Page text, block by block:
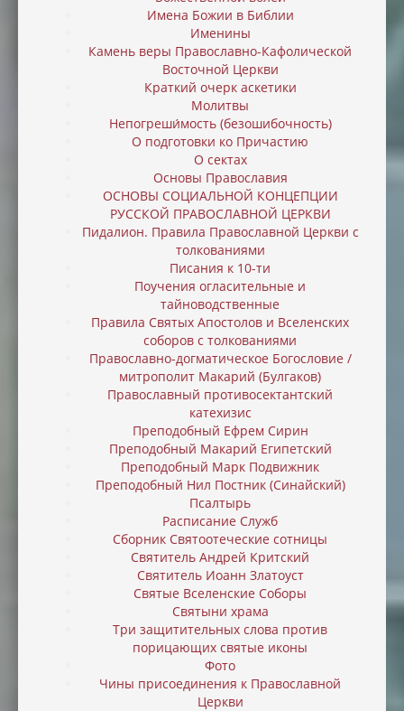
Имена Божии в Библии
Именины
Камень веры Православно-Кафолической
Восточной Церкви
Краткий очерк аскетики
Молитвы
Непогреши́мость (безошибочность)
О подготовки ко Причастию
О сектах
Основы Православия
ОСНОВЫ СОЦИАЛЬНОЙ КОНЦЕПЦИИ
РУССКОЙ ПРАВОСЛАВНОЙ ЦЕРКВИ
Пидалион. Правила Православной Церкви с
толкованиями
Писания к 10-ти
Поучения огласительные и
тайноводственные
Правила Святых Апостолов и Вселенских
соборов с толкованиями
Православно-догматическое Богословие /
митрополит Макарий (Булгаков)
Православный противосектантский
катехизис
Преподобный Ефрем Сирин
Преподобный Макарий Египетский
Преподобный Марк Подвижник
Преподобный Нил Постник (Синайский)
Псалтырь
Расписание Служб
Сборник Святоотеческие сотницы
Святитель Андрей Критский
Святитель Иоанн Златоуст
Святые Вселенские Соборы
Святыни храма
Три защитительных слова против
порицающих святые иконы
Фото
Чины присоединения к Православной
Церкви